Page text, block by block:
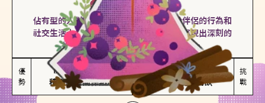
胡椒、肉桂
佔有型的人對愛情有強烈的保護欲，對於伴侶的行為和
社交生活十分敏感、容易吃醋。在關係中展現出深刻的
投入和激情，但也可能讓人感到窒息。
優
勢
能建立緊密關係
積極維繫關係熱度
嫉妒心較強
可能出現控制欲
挑
戰